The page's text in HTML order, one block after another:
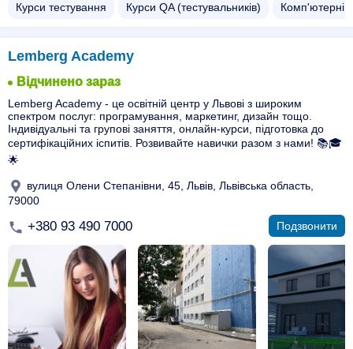
Курси тестування Курси QA (тестувальників) Комп'ютерні
Lemberg Academy
Відчинено зараз
Lemberg Academy - це освітній центр у Львові з широким
спектром послуг: програмування, маркетинг, дизайн тощо.
Індивідуальні та групові заняття, онлайн-курси, підготовка до
сертифікаційних іспитів. Розвивайте навички разом з нами! 📚🎓
🌟
вулиця Олени Степанівни, 45, Львів, Львівська область,
79000
+380 93 490 7000 Подзвонити